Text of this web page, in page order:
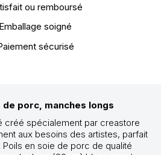
ou remboursé
Emballage soigné
sécurisé
porc, manches longs
créé spécialement par creastore
aux besoins des artistes, parfait
Poils en soie de porc de qualité